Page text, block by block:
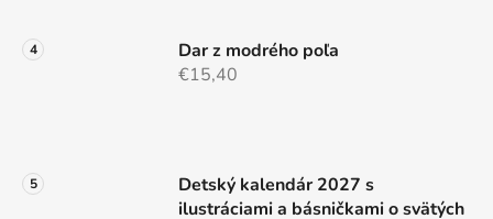
Dar z modrého poľa
€15,40
Detský kalendár 2027 s
ilustráciami a básničkami o svätých